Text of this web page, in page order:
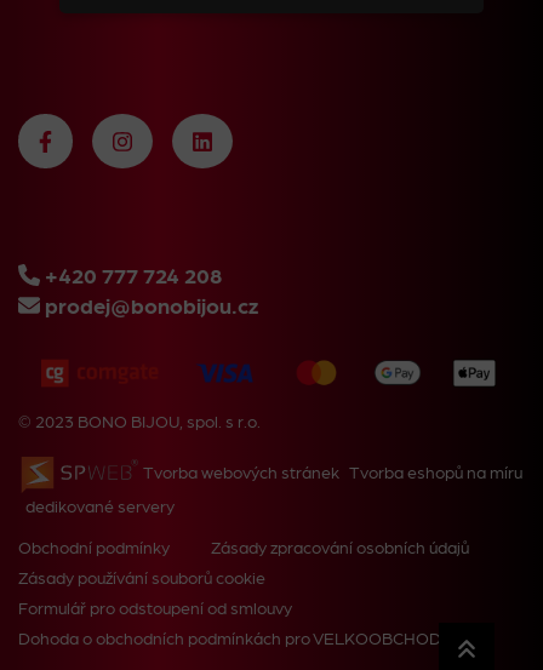
+420 777 724 208
prodej@bonobijou.cz
© 2023 BONO BIJOU, spol. s r.o.
Tvorba webových stránek Tvorba eshopů na míru
dedikované servery
Obchodní podmínky
Zásady zpracování osobních údajů
Zásady používání souborů cookie
Formulář pro odstoupení od smlouvy
Dohoda o obchodních podmínkách pro VELKOOBCHOD